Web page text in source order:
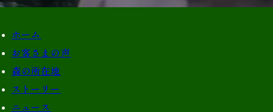
ホーム
お客さまの声
森の所在地
ストーリー
ニュース